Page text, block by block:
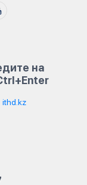
на
ithd.kz